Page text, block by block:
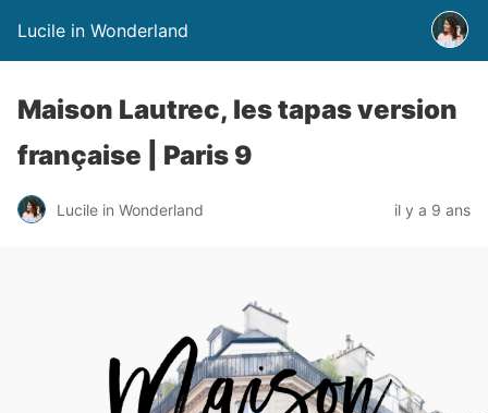
Lucile in Wonderland
Maison Lautrec, les tapas version
française | Paris 9
Lucile in Wonderland il y a 9 ans